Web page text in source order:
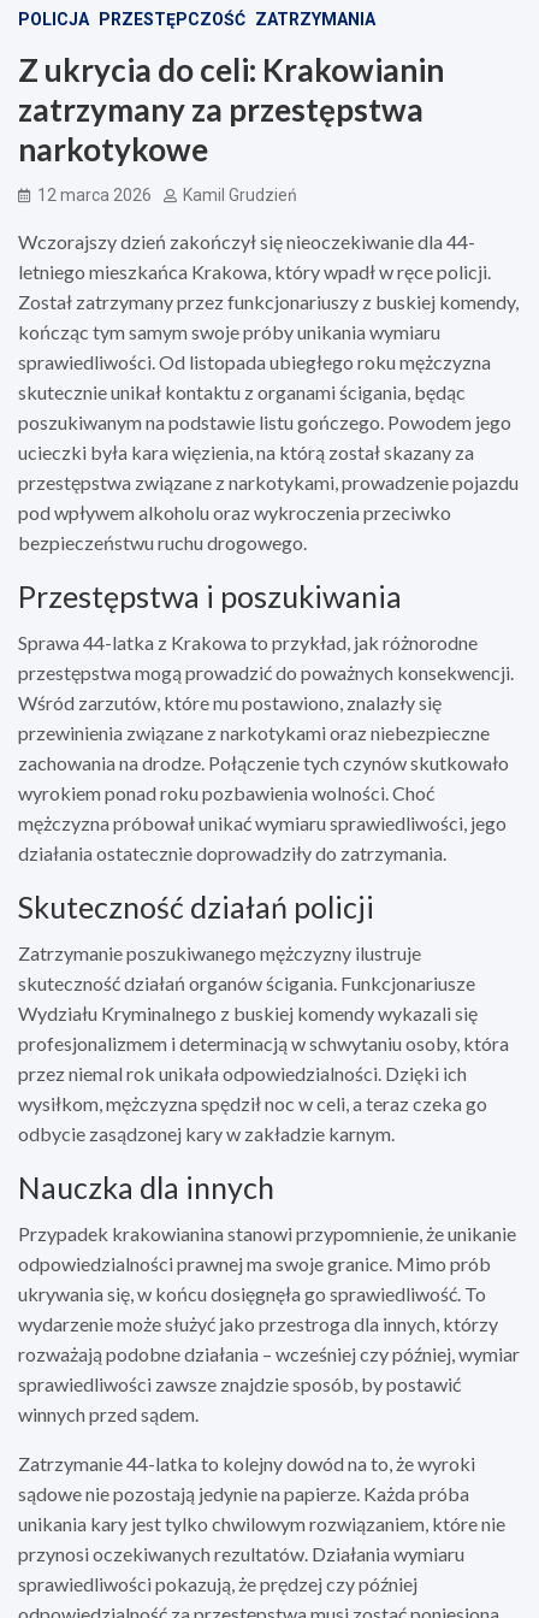
POLICJA PRZESTĘPCZOŚĆ ZATRZYMANIA
Z ukrycia do celi: Krakowianin
zatrzymany za przestępstwa
narkotykowe
12 marca 2026 Kamil Grudzień
Wczorajszy dzień zakończył się nieoczekiwanie dla 44-
letniego mieszkańca Krakowa, który wpadł w ręce policji.
Został zatrzymany przez funkcjonariuszy z buskiej komendy,
kończąc tym samym swoje próby unikania wymiaru
sprawiedliwości. Od listopada ubiegłego roku mężczyzna
skutecznie unikał kontaktu z organami ścigania, będąc
poszukiwanym na podstawie listu gończego. Powodem jego
ucieczki była kara więzienia, na którą został skazany za
przestępstwa związane z narkotykami, prowadzenie pojazdu
pod wpływem alkoholu oraz wykroczenia przeciwko
bezpieczeństwu ruchu drogowego.
Przestępstwa i poszukiwania
Sprawa 44-latka z Krakowa to przykład, jak różnorodne
przestępstwa mogą prowadzić do poważnych konsekwencji.
Wśród zarzutów, które mu postawiono, znalazły się
przewinienia związane z narkotykami oraz niebezpieczne
zachowania na drodze. Połączenie tych czynów skutkowało
wyrokiem ponad roku pozbawienia wolności. Choć
mężczyzna próbował unikać wymiaru sprawiedliwości, jego
działania ostatecznie doprowadziły do zatrzymania.
Skuteczność działań policji
Zatrzymanie poszukiwanego mężczyzny ilustruje
skuteczność działań organów ścigania. Funkcjonariusze
Wydziału Kryminalnego z buskiej komendy wykazali się
profesjonalizmem i determinacją w schwytaniu osoby, która
przez niemal rok unikała odpowiedzialności. Dzięki ich
wysiłkom, mężczyzna spędził noc w celi, a teraz czeka go
odbycie zasądzonej kary w zakładzie karnym.
Nauczka dla innych
Przypadek krakowianina stanowi przypomnienie, że unikanie
odpowiedzialności prawnej ma swoje granice. Mimo prób
ukrywania się, w końcu dosięgnęła go sprawiedliwość. To
wydarzenie może służyć jako przestroga dla innych, którzy
rozważają podobne działania – wcześniej czy później, wymiar
sprawiedliwości zawsze znajdzie sposób, by postawić
winnych przed sądem.
Zatrzymanie 44-latka to kolejny dowód na to, że wyroki
sądowe nie pozostają jedynie na papierze. Każda próba
unikania kary jest tylko chwilowym rozwiązaniem, które nie
przynosi oczekiwanych rezultatów. Działania wymiaru
sprawiedliwości pokazują, że prędzej czy później
odpowiedzialność za przestępstwa musi zostać poniesiona.